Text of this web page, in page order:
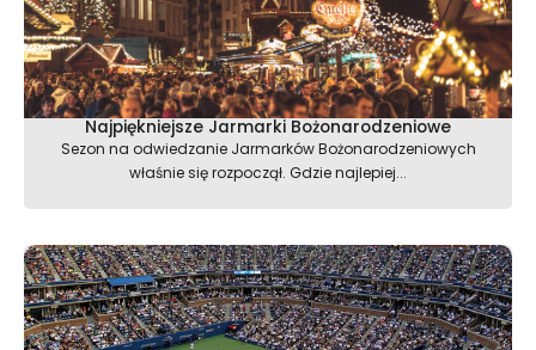
Najpiękniejsze Jarmarki Bożonarodzeniowe
Sezon na odwiedzanie Jarmarków Bożonarodzeniowych
właśnie się rozpoczął. Gdzie najlepiej...